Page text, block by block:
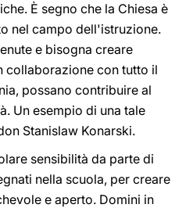
È segno che la Chiesa è
nel campo dell'istruzione.
e bisogna creare
collaborazione con tutto il
possano contribuire al
Un esempio di una tale
Stanislaw Konarski.
sensibilità da parte di
nella scuola, per creare
e aperto. Domini in